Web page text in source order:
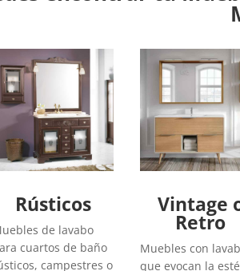
Rústicos
de lavabo
cuartos de baño
campestres o
Vintage
Retro
Muebles con
que evocan la